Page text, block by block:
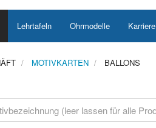
Lehrtafeln Ohrmodelle Karriere
MOTIVKARTEN BALLONS